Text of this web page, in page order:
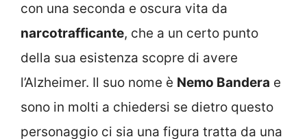
con una seconda e oscura vita da
narcotrafficante, che a un certo punto
della sua esistenza scopre di avere
l’Alzheimer. Il suo nome è Nemo Bandera e
sono in molti a chiedersi se dietro questo
personaggio ci sia una figura tratta da una